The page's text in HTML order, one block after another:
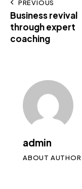
PREVIOUS
Business revival
through expert
coaching
admin
ABOUT AUTHOR